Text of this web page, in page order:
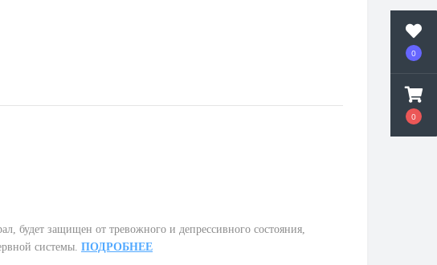
0
0
будет защищен от тревожного и депрессивного состояния,
системы. ПОДРОБНЕЕ